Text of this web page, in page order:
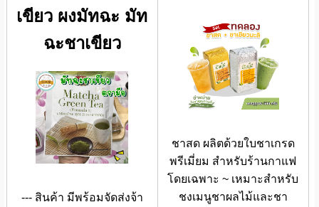
เขียว ผงมัทฉะ มัท
ฉะชาเขียว
--- สินค้า มีพร้อมจัดส่งจ้า
ชาสด ผลิตด้วยใบชาเกรด
พรีเมี่ยม สำหรับร้านกาแฟ
โดยเฉพาะ ~ เหมาะสำหรับ
ชงเมนูชาผลไม้และชา